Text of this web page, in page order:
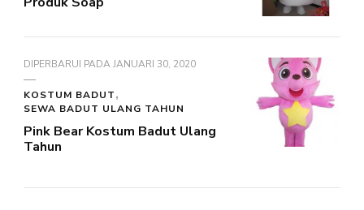
DIPERBARUI PADAJANUARI 30, 2020
KOSTUM BADUT
SEWA BADUT ULANG TAHUN
Pink Bear Kostum Badut Ulang
Tahun